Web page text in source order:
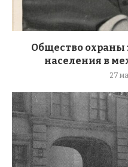
Общество охраны
населения в
27